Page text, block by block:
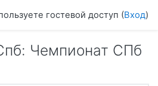
гостевой доступ (Вход)
Чемпионат СПб